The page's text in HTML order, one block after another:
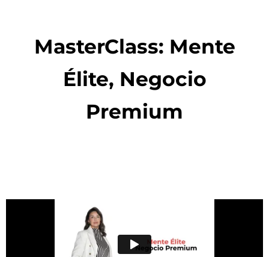
MasterClass: Mente
Élite, Negocio
Premium